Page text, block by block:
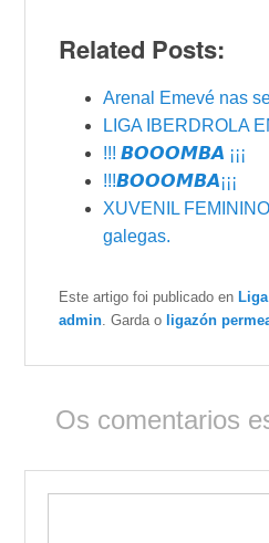
Related Posts:
Arenal Emevé nas
LIGA IBERDROLA
!!! 𝘽𝙊𝙊𝙊𝙈𝘽𝘼 ¡¡¡
!!!𝘽𝙊𝙊𝙊𝙈𝘽𝘼¡¡¡
XUVENIL
galegas.
Este artigo foi publicado en
admin . Garda o ligazón
Os comentarios